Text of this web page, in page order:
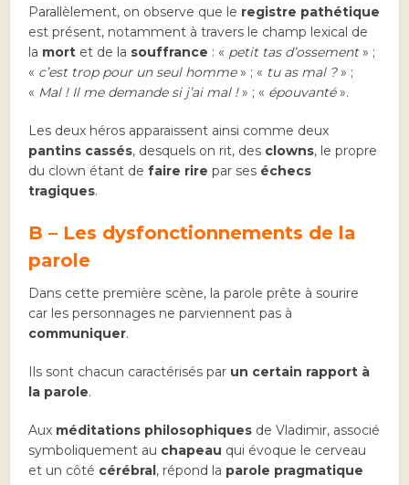
Parallèlement, on observe que le registre pathétique
est présent, notamment à travers le champ lexical de
la mort et de la souffrance : « petit tas d’ossement» ;
« c’est trop pour un seul homme» ; « tu as mal ?» ;
« Mal ! Il me demande si j’ai mal !» ; « épouvanté».
Les deux héros apparaissent ainsi comme deux
pantins cassés, desquels on rit, des clowns, le propre
du clown étant defaire rire par ses échecs
tragiques.
B – Les dysfonctionnements de la
parole
Dans cette première scène, la parole prête à sourire
car les personnages ne parviennent pas à
communiquer.
Ils sont chacun caractérisés par un certain rapport à
la parole.
Aux méditations philosophiques de Vladimir, associé
symboliquement au chapeau qui évoque le cerveau
et un côté cérébral, répond la parole pragmatique